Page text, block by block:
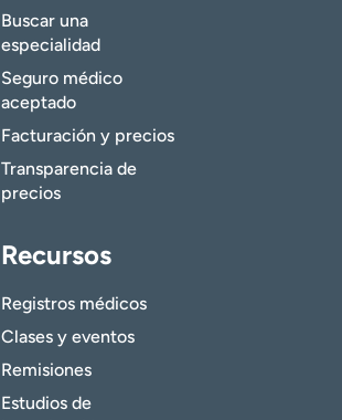
Buscar una
especialidad
Seguro médico
aceptado
Facturación y precios
Transparencia de
precios
Recursos
Registros médicos
Clases y eventos
Remisiones
Estudios de